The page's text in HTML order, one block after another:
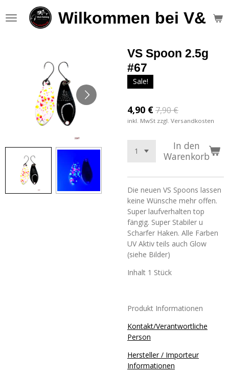
Hauptinhalt
Wilkommen bei V&S
VS Spoon 2.5g
#67
Sale!
4,90 €7,90 €
inkl. MwSt zzgl. Versandkosten
In den
Warenkorb
Die neuen VS Spoons lassen
keine Wünsche mehr offen.
Super laufverhalten top
fängig. Super Stabiler u
Scharfer Haken. Alle Farben
UV Aktiv teils auch Glow
(siehe Bilder)
Inhalt 1 Stück
Produkt Informationen
Kontakt/Verantwortliche
Person
Hersteller / Importeur
Informationen